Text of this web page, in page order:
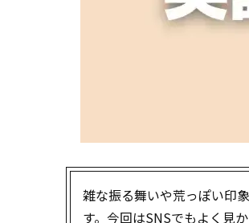
雑な振る舞いや荒っぽい印
す。今回はSNSでもよく見